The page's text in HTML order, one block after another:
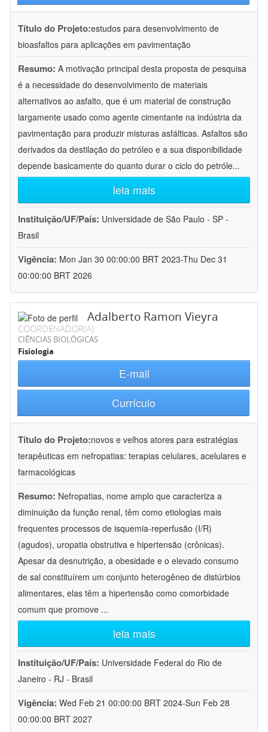
Título do Projeto:estudos para desenvolvimento de
bioasfaltos para aplicações em pavimentação
Resumo: A motivação principal desta proposta de pesquisa
é a necessidade do desenvolvimento de materiais
alternativos ao asfalto, que é um material de construção
largamente usado como agente cimentante na indústria da
pavimentação para produzir misturas asfálticas. Asfaltos são
derivados da destilação do petróleo e a sua disponibilidade
depende basicamente do quanto durar o ciclo do petróle...
leia mais
Instituição/UF/País: Universidade de São Paulo - SP -
Brasil
Vigência: Mon Jan 30 00:00:00 BRT 2023-Thu Dec 31
00:00:00 BRT 2026
Adalberto Ramon Vieyra
COORDENADOR(A)
CIÊNCIAS BIOLÓGICAS
Fisiologia
E-mail
Currículo
Título do Projeto:novos e velhos atores para estratégias
terapêuticas em nefropatias: terapias celulares, acelulares e
farmacológicas
Resumo: Nefropatias, nome amplo que caracteriza a
diminuição da função renal, têm como etiologias mais
frequentes processos de isquemia-reperfusão (I/R)
(agudos), uropatia obstrutiva e hipertensão (crônicas).
Apesar da desnutrição, a obesidade e o elevado consumo
de sal constituírem um conjunto heterogêneo de distúrbios
alimentares, elas têm a hipertensão como comorbidade
comum que promove ...
leia mais
Instituição/UF/País: Universidade Federal do Rio de
Janeiro - RJ - Brasil
Vigência: Wed Feb 21 00:00:00 BRT 2024-Sun Feb 28
00:00:00 BRT 2027